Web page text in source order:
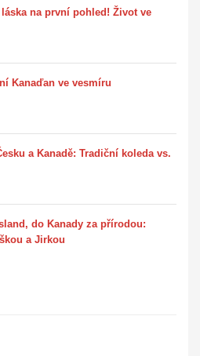
na první pohled! Život ve
Kanaďan ve vesmíru
a Kanadě: Tradiční koleda vs.
do Kanady za přírodou:
a Jirkou